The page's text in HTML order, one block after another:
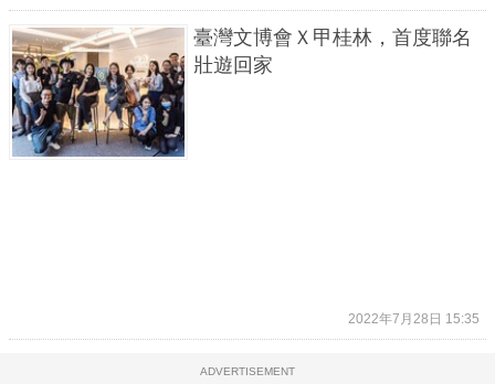
臺灣文博會Ｘ甲桂林，首度聯名
壯遊回家
2022年7月28日 15:35
ADVERTISEMENT